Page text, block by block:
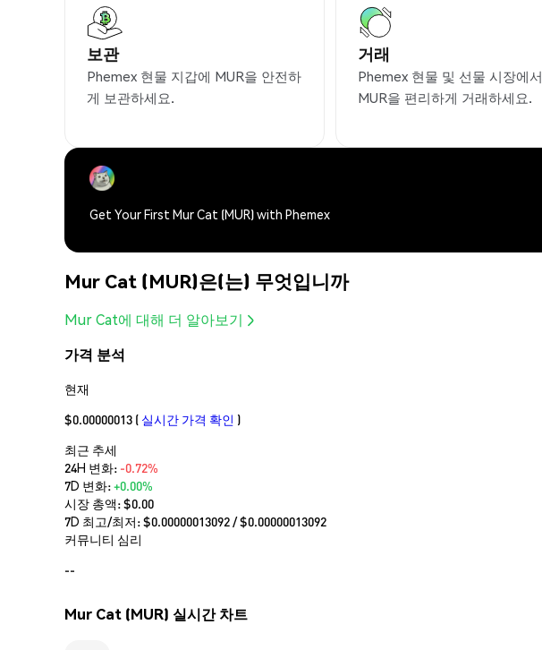
보관
Phemex 현물 지갑에 MUR을 안전하
게 보관하세요.
거래
Phemex 현물 및 선물 시장에서
MUR을 편리하게 거래하세요.
Get Your First Mur Cat (MUR) with Phemex
Mur Cat (MUR)은(는) 무엇입니까
Mur Cat에 대해 더 알아보기
가격 분석
현재
$0.00000013 ( 실시간 가격 확인 )
최근 추세
24H 변화: -0.72%
7D 변화:+0.00%
시장 총액:$0.00
7D 최고/최저: $0.00000013092/ $0.00000013092
커뮤니티 심리
--
Mur Cat (MUR) 실시간 차트